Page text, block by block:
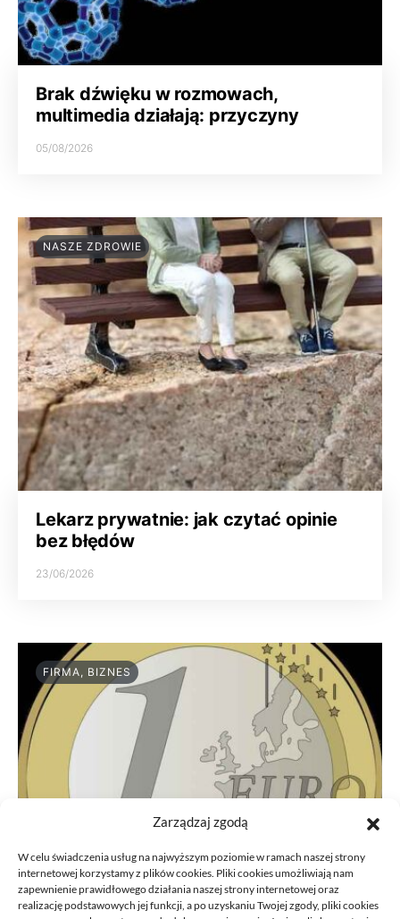
Zarządzaj zgodą
W celu świadczenia usług na najwyższym poziomie w ramach naszej strony
internetowej korzystamy z plików cookies. Pliki cookies umożliwiają nam
zapewnienie prawidłowego działania naszej strony internetowej oraz
realizację podstawowych jej funkcji, a po uzyskaniu Twojej zgody, pliki cookies
Brak dźwięku w rozmowach,
multimedia działają: przyczyny
05/08/2026
NASZE ZDROWIE
Lekarz prywatnie: jak czytać opinie
bez błędów
23/06/2026
FIRMA, BIZNES